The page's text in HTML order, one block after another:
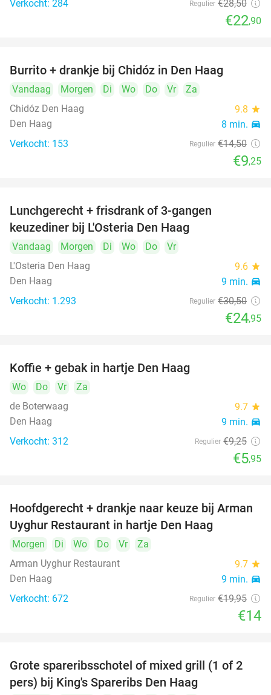
Verkocht: 284 Regulier €28,50
€22,90
Burrito + drankje bij Chidóz in Den Haag
Vandaag Morgen Di Wo Do Vr
Za
Chidóz Den Haag
9.8 star
Den Haag 8 min. directions_car
Verkocht: 153 Regulier €14,50
€9,25
Lunchgerecht + frisdrank of 3-gangen
keuzediner bij L'Osteria Den Haag
Vandaag Morgen Di Wo Do
Vr
L'Osteria Den Haag
9.6 star
Den Haag 9 min. directions_car
Verkocht: 1.293 Regulier €30,50
€24,95
Koffie + gebak in hartje Den Haag
Wo Do Vr
Za
de Boterwaag
9.7 star
Den Haag 9 min. directions_car
Verkocht: 312 Regulier €9,25
€5,95
30%
Hoofdgerecht + drankje naar keuze bij Arman
Uyghur Restaurant in hartje Den Haag
Morgen Di Wo Do Vr
Za
Arman Uyghur Restaurant
9.7 star
Den Haag 9 min. directions_car
Verkocht: 672 Regulier €19,95
€14
32%
Grote spareribsschotel of mixed grill (1 of 2
pers) bij King's Spareribs Den Haag